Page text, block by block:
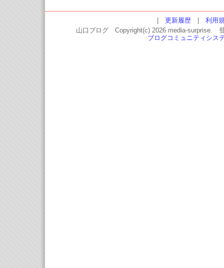
更新履歴| 利用
山口ブログ Copyright(c) 2026 media-surprise.
ブログコミュニティシ